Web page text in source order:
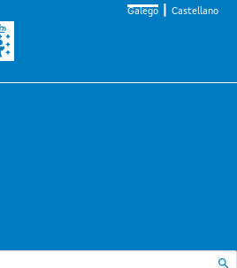
Galego Castellano